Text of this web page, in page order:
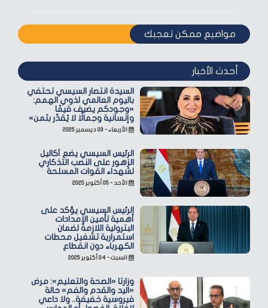
مواضيع ممكن تعجبك
أحدث الأخبار
السيدة انتصار السيسي تحتفي
باليوم العالمي لذوي الهمم:
«وجودكم يضيف قيمًا
وإنسانية وجمالًا لا يُقدّر بثمن»
الأربعاء - ٠٣ ديسمبر ٢٠٢٥
الرئيس السيسي يضع أكاليل
الزهور على النصب التذكاري
لشهداء القوات المسلحة
الأحد - ٠٥ أكتوبر ٢٠٢٥
الرئيس السيسي يؤكد على
أهمية تأمين الإمدادات
البترولية اللازمة لضمان
استمرارية تشغيل محطات
الكهرباء دون انقطاع
السبت - ٠٤ أكتوبر ٢٠٢٥
وزارتا «الصحة والتعليم»: مرض
«اليد والقدم والفم» حالة
فيروسية خفيفة.. ولا داعي